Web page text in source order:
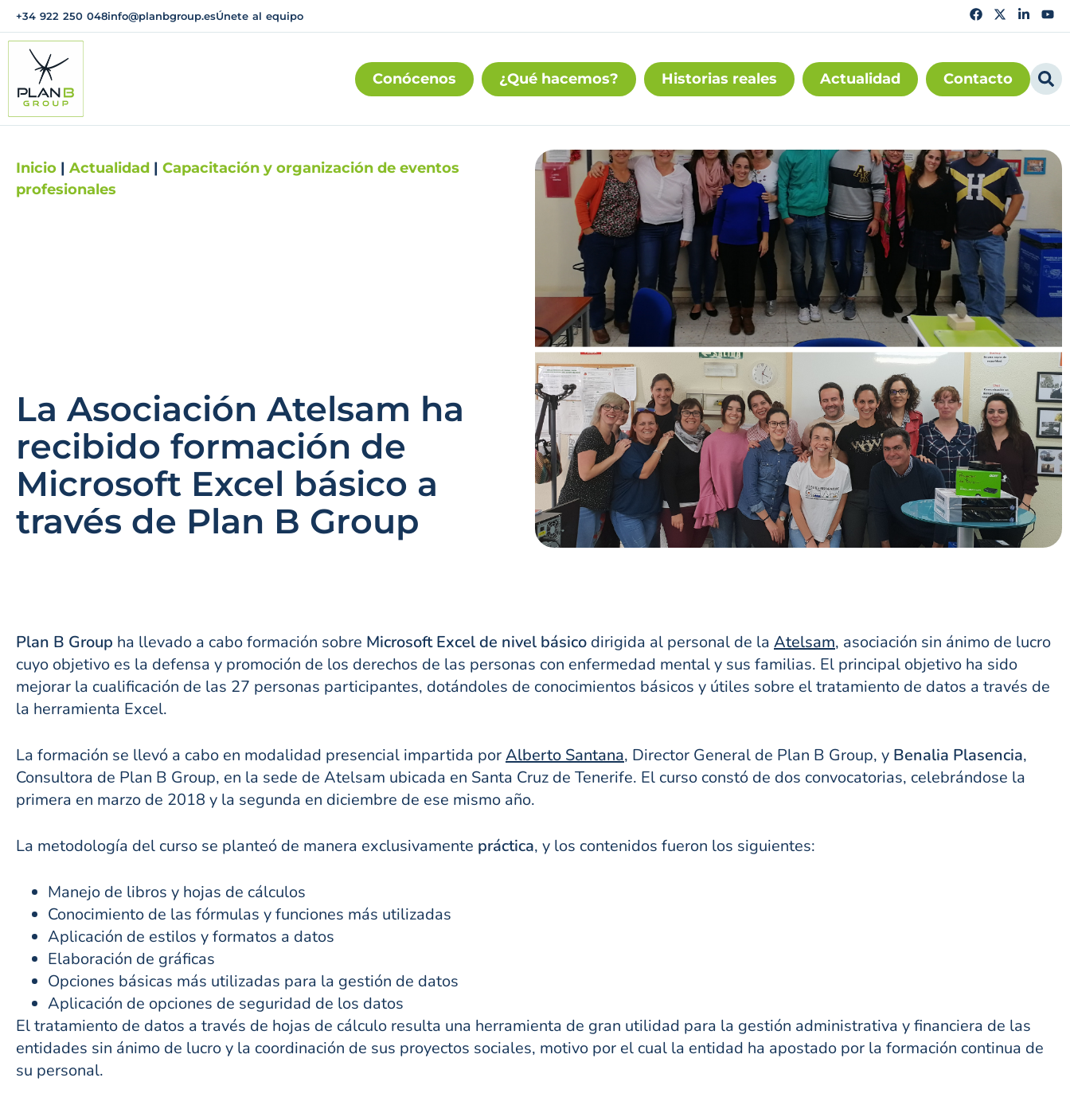
+34 922 250 048info@planbgroup.esÚnete al equipo
Conócenos ¿Qué hacemos? Historias reales Actualidad Contacto
Inicio | Actualidad | Capacitación y organización de eventos
profesionales
La Asociación Atelsam ha
recibido formación de
Microsoft Excel básico a
través de Plan B Group
Plan B Group ha llevado a cabo formación sobre Microsoft Excel de nivel básico dirigida al personal de la Atelsam, asociación sin ánimo de lucro
cuyo objetivo es la defensa y promoción de los derechos de las personas con enfermedad mental y sus familias. El principal objetivo ha sido
mejorar la cualificación de las 27 personas participantes, dotándoles de conocimientos básicos y útiles sobre el tratamiento de datos a través de
la herramienta Excel.
La formación se llevó a cabo en modalidad presencial impartida porAlberto Santana, Director General de Plan B Group, y Benalia Plasencia,
Consultora de Plan B Group, en la sede de Atelsam ubicada en Santa Cruz de Tenerife. El curso constó de dos convocatorias, celebrándose la
primera en marzo de 2018 y la segunda en diciembre de ese mismo año.
La metodología del curso se planteó de manera exclusivamente práctica, y los contenidos fueron los siguientes:
Manejo de libros y hojas de cálculos
Conocimiento de las fórmulas y funciones más utilizadas
Aplicación de estilos y formatos a datos
Elaboración de gráficas
Opciones básicas más utilizadas para la gestión de datos
Aplicación de opciones de seguridad de los datos
El tratamiento de datos a través de hojas de cálculo resulta una herramienta de gran utilidad para la gestión administrativa y financiera de las
entidades sin ánimo de lucro y la coordinación de sus proyectos sociales, motivo por el cual la entidad ha apostado por la formación continua de
su personal.